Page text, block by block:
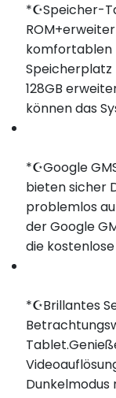
*☪Speicher-
komfortablen
Speicherplatz
128GB
können das
*☪Google
bieten sicher
problemlos
der Google
die
*☪Brillantes
Dunkelmodus